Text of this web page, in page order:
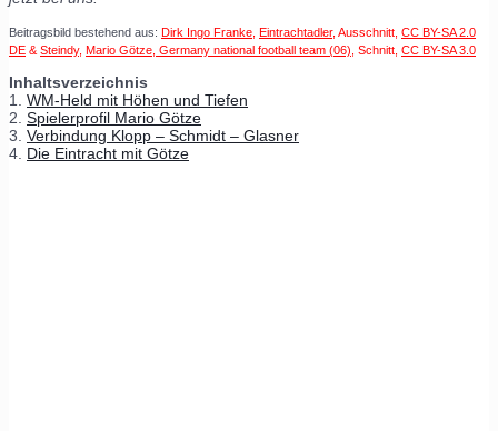
Beitragsbild bestehend aus: Dirk Ingo Franke Eintrachtadler, Ausschnitt, CC BY-SA 2.0
DE & Steindy, Mario Götze, Germany national football team (06) , Schnitt, CC BY-SA 3.0
Inhaltsverzeichnis
1. WM-Held mit Höhen und Tiefen
2. Spielerprofil Mario Götze
3. Verbindung Klopp – Schmidt – Glasner
4. Die Eintracht mit Götze